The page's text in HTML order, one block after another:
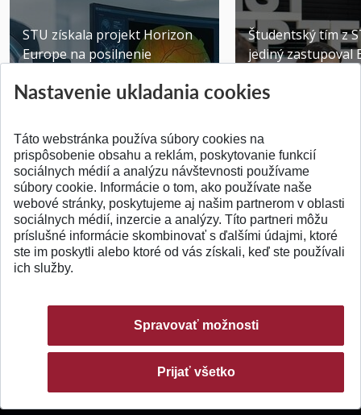
STU získala projekt Horizon
Europe na posilnenie
Publikované 31.07.2026
Študentský tím z
jediný zastupoval
Publikované
SPÄŤ NA VRCH
Nastavenie ukladania cookies
Táto webstránka používa súbory cookies na
prispôsobenie obsahu a reklám, poskytovanie funkcií
sociálnych médií a analýzu návštevnosti používame
súbory cookie. Informácie o tom, ako používate naše
webové stránky, poskytujeme aj našim partnerom v oblasti
sociálnych médií, inzercie a analýzy. Títo partneri môžu
príslušné informácie skombinovať s ďalšími údajmi, ktoré
ste im poskytli alebo ktoré od vás získali, keď ste používali
ich služby.
Spravovať možnosti
Prijať všetko